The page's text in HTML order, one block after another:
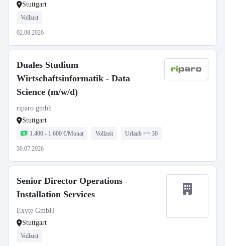
Stuttgart
Vollzeit
02.08.2026
Duales Studium
Wirtschaftsinformatik - Data
Science (m/w/d)
riparo gmbh
Stuttgart
1.400 - 1.600 €/Monat Vollzeit Urlaub >= 30
30.07.2026
Senior Director Operations
Installation Services
Exyte GmbH
Stuttgart
Vollzeit